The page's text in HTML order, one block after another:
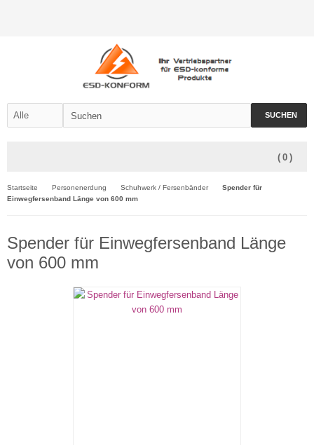
SUCHEN
( 0 )
Startseite Personenerdung Schuhwerk / Fersenbänder
Spender für
Einwegfersenband Länge von 600 mm
Spender für Einwegfersenband Länge
von 600 mm